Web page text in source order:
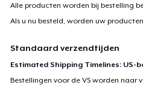
Alle producten worden bij bestelling
Als u nu besteld, worden uw
Standaard verzendtijden
Estimated Shipping Timelines: US-
Bestellingen voor de VS worden naar